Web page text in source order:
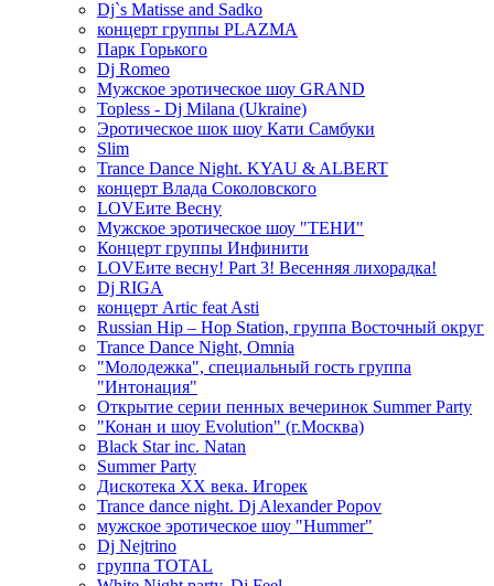
Dj`s Matisse and Sadko
концерт группы PLAZMA
Парк Горького
Dj Romeo
Мужское эротическое шоу GRAND
Topless - Dj Milana (Ukraine)
Эротическое шок шоу Кати Самбуки
Slim
Trance Dance Night. KYAU & ALBERT
концерт Влада Соколовского
LOVEите Весну
Мужское эротическое шоу "ТЕНИ"
Концерт группы Инфинити
LOVEите весну! Part 3! Весенняя лихорадка!
Dj RIGA
концерт Artic feat Asti
Russian Hip – Hop Station, группа Восточный округ
Trance Dance Night, Omnia
"Молодежка", специальный гость группа
"Интонация"
Открытие серии пенных вечеринок Summer Party
"Конан и шоу Evolution" (г.Москва)
Black Star inc. Natan
Summer Party
Дискотека ХХ века. Игорек
Trance dance night. Dj Alexander Popov
мужское эротическое шоу "Hummer"
Dj Nejtrino
группа TOTAL